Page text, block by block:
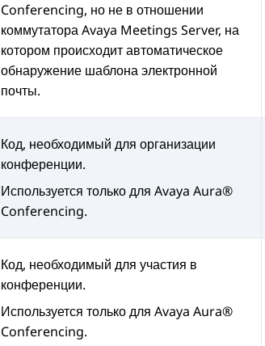
Conferencing, но не в отношении
коммутатораAvaya Meetings Server, на
котором происходит автоматическое
обнаружение шаблона электронной
почты.
Код, необходимый для организации
конференции.
Используется только для Avaya Aura®
Conferencing.
Код, необходимый для участия в
конференции.
Используется только для Avaya Aura®
Conferencing.